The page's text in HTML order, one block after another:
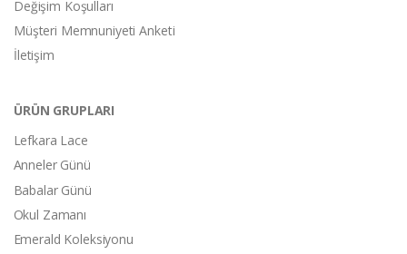
Değişim Koşulları
Müşteri Memnuniyeti Anketi
İletişim
ÜRÜN GRUPLARI
Lefkara Lace
Anneler Günü
Babalar Günü
Okul Zamanı
Emerald Koleksiyonu